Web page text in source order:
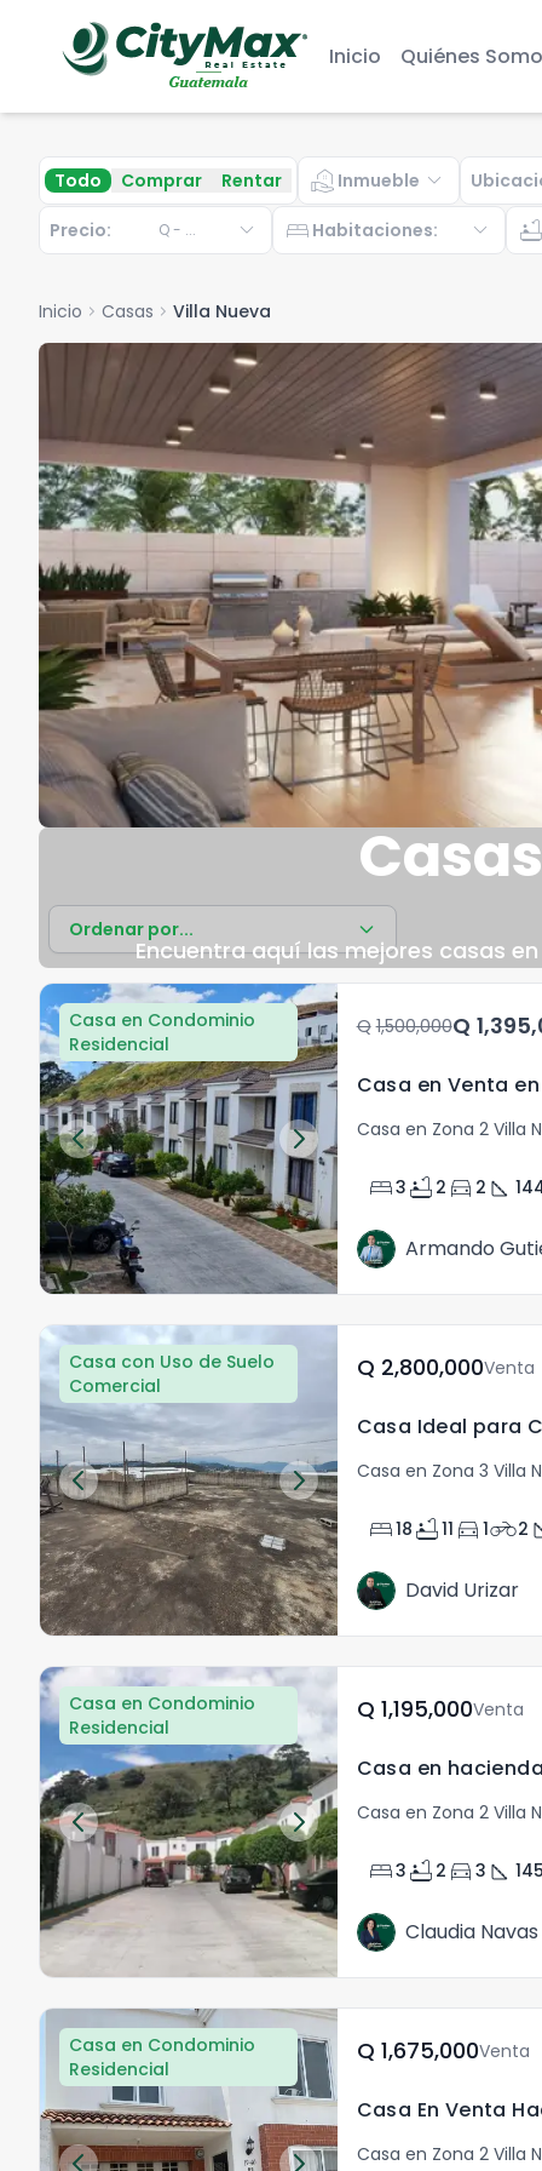
Inicio Quiénes
Todo Comprar Rentar real_estate_agent Inmueble expand_more
Precio: Q - ... expand_more bed Habitaciones: expand_more bathtub
Inicio chevron_right Casas chevron_right Villa Nueva
Encuentra aquí las mejores casas
Ordenar por...
Casa en Condominio
Residencial
Q	1,500,000 Q
Casa en Zona 2 Villa
bed3 bathtub 2 directions_car 2 square_foot
Armando
Casa con Uso de Suelo
Comercial
Q	2,800,000Venta
Casa en Zona 3 Villa
bed18 bathtub11 directions_car 1motorcycle2
David Urizar
Casa en Condominio
Residencial
Q	1,195,000Venta
Casa en Zona 2 Villa
bed3 bathtub 2 directions_car 3 square_foot 145
Claudia Navas
Casa en Condominio
Residencial
Q	1,675,000Venta
Casa en Zona 2 Villa